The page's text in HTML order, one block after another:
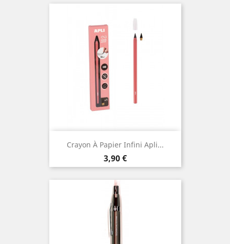
Crayon À Papier Infini Apli...
Prix
3,90 €